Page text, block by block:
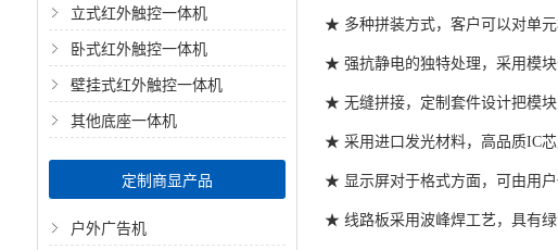
立式红外触控一体机
卧式红外触控一体机
壁挂式红外触控一体机
其他底座一体机
定制商显产品
户外广告机
★ 多种拼装方式，客户可以对单元
★ 强抗静电的独特处理，采用模块
★ 无缝拼接，定制套件设计把模块
★ 采用进口发光材料，高品质IC
★ 显示屏对于格式方面，可由用
★ 线路板采用波峰焊工艺，具有